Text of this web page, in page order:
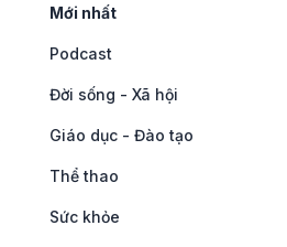
Mới nhất
Podcast
Đời sống - Xã hội
Giáo dục - Đào tạo
Thể thao
Sức khỏe